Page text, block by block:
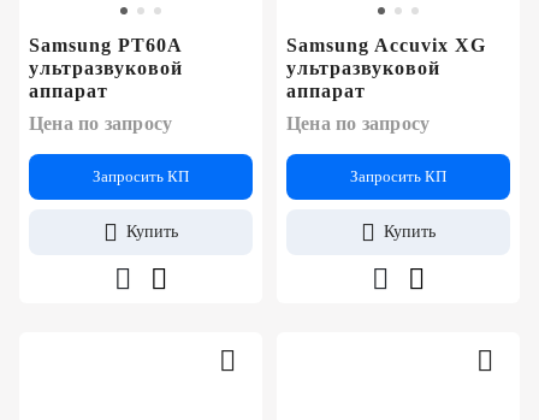
Samsung PT60A
ультразвуковой
аппарат
Цена по запросу
Запросить КП
Купить
Samsung Accuvix XG
ультразвуковой
аппарат
Цена по запросу
Запросить КП
Купить